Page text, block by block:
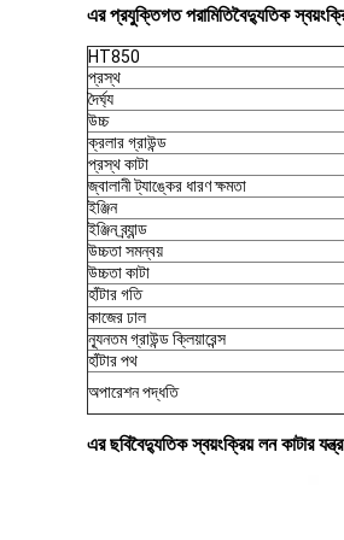
এর প্রযুক্তিগত পরামিতিবৈদ্যুতিক
HT850
প্রস্থ
দৈর্ঘ্য
উচ্চ
ক্রলার গ্রাউন্ড
প্রস্থ কাটা
জ্বালানী ট্যাঙ্কের ধারণ ক্ষমতা
ইঞ্জিন
ইঞ্জিন ব্র্যান্ড
উচ্চতা সমন্বয়
উচ্চতা কাটা
হাঁটার গতি
কাজের ঢাল
ন্যূনতম গ্রাউন্ড ক্লিয়ারেন্স
হাঁটার পথ
অপারেশন পদ্ধতি
এর ছবিবৈদ্যুতিক স্বয়ংক্রিয় লন কাটার যন্ত্র